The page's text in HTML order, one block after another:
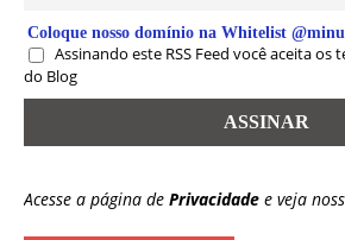
Coloque nosso domínio na Whitelist
Assinando este RSS Feed você aceita os
do Blog
Acesse a página de Privacidade e veja